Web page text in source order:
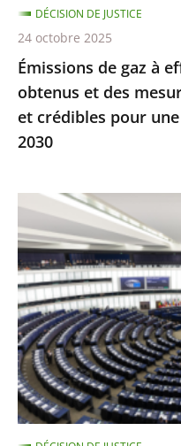
obtenus
et
des
mesures
suffisamment
précises
crédibles
pour
une
réduction
de
40%
en
2030
Émissions de gaz à
obtenus et des
et crédibles pour
2030
DÉCISION DE JUSTICE
24 octobre 2025
Inéligibilité
avec
exécution
provisoire
:
seule
une
condamnation
définitive
met